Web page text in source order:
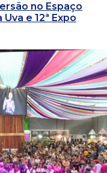
no Espaço
e 12ª Expo